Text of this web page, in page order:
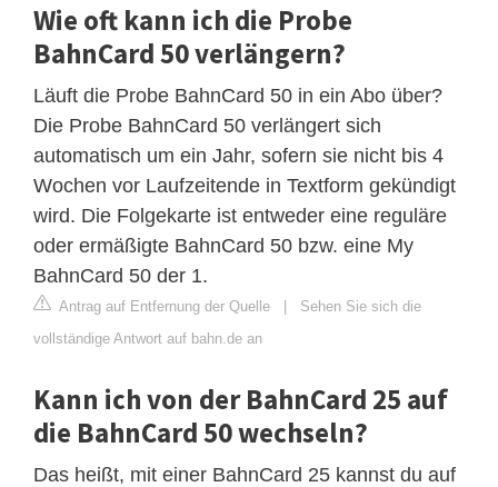
Wie oft kann ich die Probe
BahnCard 50 verlängern?
Läuft die Probe BahnCard 50 in ein Abo über?
Die Probe BahnCard 50 verlängert sich
automatisch um ein Jahr, sofern sie nicht bis 4
Wochen vor Laufzeitende in Textform gekündigt
wird. Die Folgekarte ist entweder eine reguläre
oder ermäßigte BahnCard 50 bzw. eine My
BahnCard 50 der 1.
Antrag auf Entfernung der Quelle | Sehen Sie sich die
vollständige Antwort auf bahn.de an
Kann ich von der BahnCard 25 auf
die BahnCard 50 wechseln?
Das heißt, mit einer BahnCard 25 kannst du auf